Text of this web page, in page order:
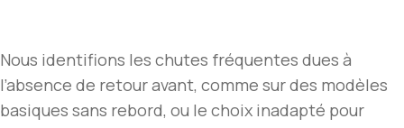
Nous identifions les chutes fréquentes dues à
l’absence de retour avant, comme sur des modèles
basiques sans rebord, ou le choix inadapté pour